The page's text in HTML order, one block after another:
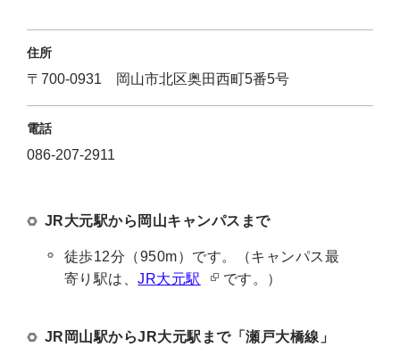
住所
〒700-0931 岡山市北区奥田西町5番5号
電話
086-207-2911
JR大元駅から岡山キャンパスまで
徒歩12分（950m）です。（キャンパス最
寄り駅は、JR大元駅 です。）
JR岡山駅からJR大元駅まで「瀬戸大橋線」